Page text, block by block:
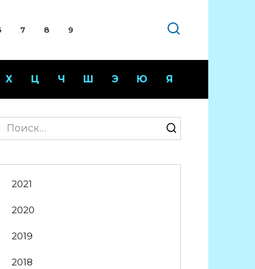
7 8 9
Х Ц Ч Ш Э Ю Я
Search
2021
2020
2019
2018